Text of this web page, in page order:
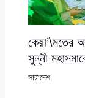
কেয়া’\মতের
সুন্নী
সারাদেশ